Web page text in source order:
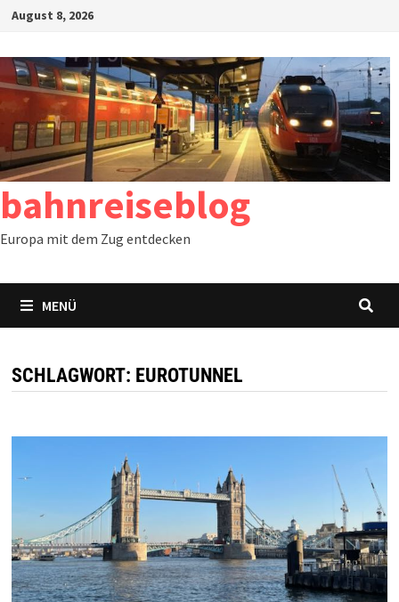
Zum
springen
August 8, 2026
bahnreiseblog
Europa mit dem Zug entdecken
MENÜ
SCHLAGWORT: EUROTUNNEL